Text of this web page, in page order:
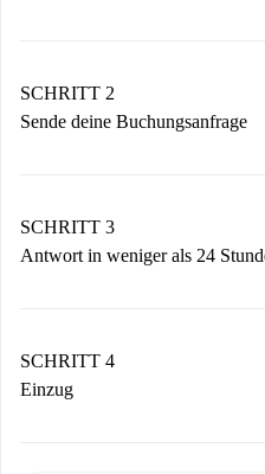
Du erhältst alle
SCHRITT 2
Sende deine Buchungsanfrage
Denk daran, dass wir dich
Vermieter zustimmt.
SCHRITT 3
Antwort in weniger als 24
stellen den Kontakt her.
Wenn der Vermieter
SCHRITT 4
Einzug